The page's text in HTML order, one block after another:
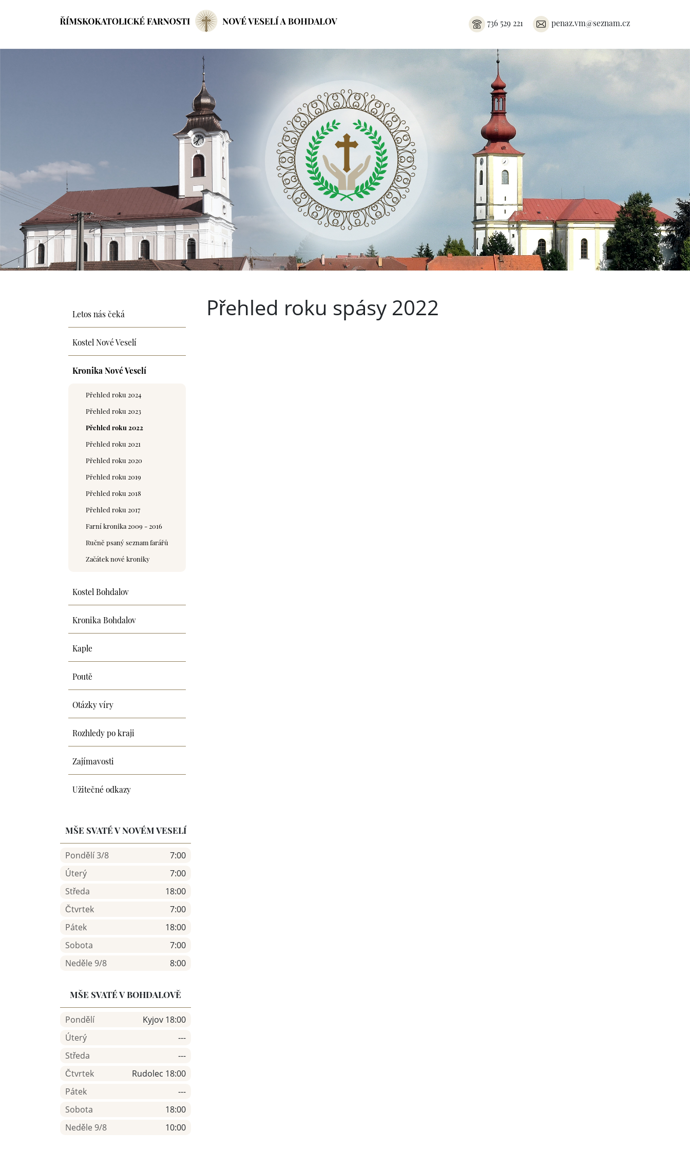
736 529 221 penaz.vm@seznam.cz
Letos nás čeká
Kostel Nové Veselí
Kronika Nové Veselí
Přehled roku 2024
Přehled roku 2023
Přehled roku 2022
Přehled roku 2021
Přehled roku 2020
Přehled roku 2019
Přehled roku 2018
Přehled roku 2017
Farní kronika 2009 - 2016
Ručně psaný seznam farářů
Začátek nové kroniky
Kostel Bohdalov
Kronika Bohdalov
Kaple
Poutě
Otázky víry
Rozhledy po kraji
Zajímavosti
Užitečné odkazy
MŠE SVATÉ V NOVÉM VESELÍ
Pondělí 3/8
7:00
Úterý
7:00
Středa
18:00
Čtvrtek
7:00
Pátek
18:00
Sobota
7:00
Neděle 9/8
8:00
MŠE SVATÉ V BOHDALOVĚ
Pondělí
Kyjov 18:00
Úterý
---
Středa
---
Čtvrtek
Rudolec 18:00
Pátek
---
Sobota
18:00
Neděle 9/8
10:00
Přehled roku spásy 2022